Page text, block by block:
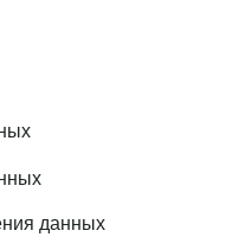
данных